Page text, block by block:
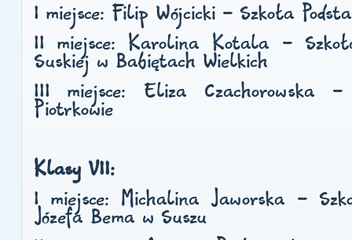
I miejsce: Filip Wójcicki - Szkoła
II miejsce: Karolina Kotala -
Suskiej w Babiętach Wielkich
III miejsce: Eliza Czachorowska -
Piotrkowie
Klasy VII:
I miejsce: Michalina Jaworska -
Józefa Bema w Suszu